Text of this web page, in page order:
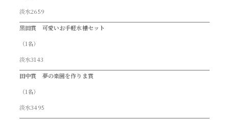
淡水2659
黒田賞 可愛いお手軽水槽セット
（1名）
淡水3143
田中賞 夢の楽園を作りま賞
（1名）
淡水3495